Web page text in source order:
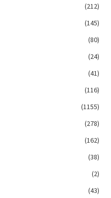
(212)
(145)
(80)
(24)
(41)
(116)
(1155)
(278)
(162)
(38)
(2)
(43)